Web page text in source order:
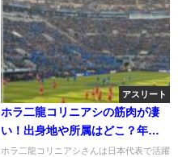
アスリート
ホラ二龍コリニアシの筋肉が凄
い！出身地や所属はどこ？年収
もチェック！
ホラ二龍コリニアシさんは日本代表で活躍